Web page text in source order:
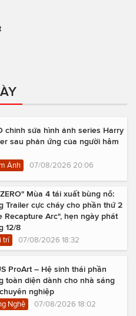
chỉnh sửa hình ảnh series Harry
sau phản ứng của người hâm
Ảnh 07/08/2026 20:06
Mùa 4 tái xuất bùng nổ:
Trailer cực cháy cho phần thứ 2
Recapture Arc", hẹn ngày phát
12/8
trí 07/08/2026 18:32
ProArt – Hệ sinh thái phần
toàn diện dành cho nhà sáng
nghiệp
Nghệ 07/08/2026 18:02